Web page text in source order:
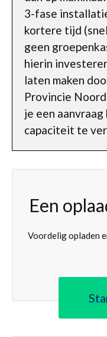
3-fase
kortere tijd
geen
hierin
laten maken
Provincie
je een
capaciteit te
Een
Voordelig opladen